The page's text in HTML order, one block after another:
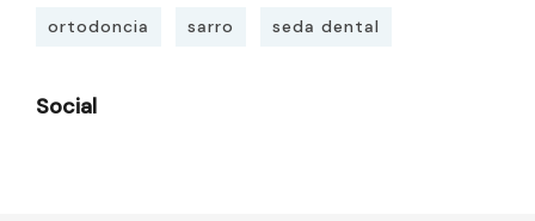
ortodoncia sarro seda dental
Social